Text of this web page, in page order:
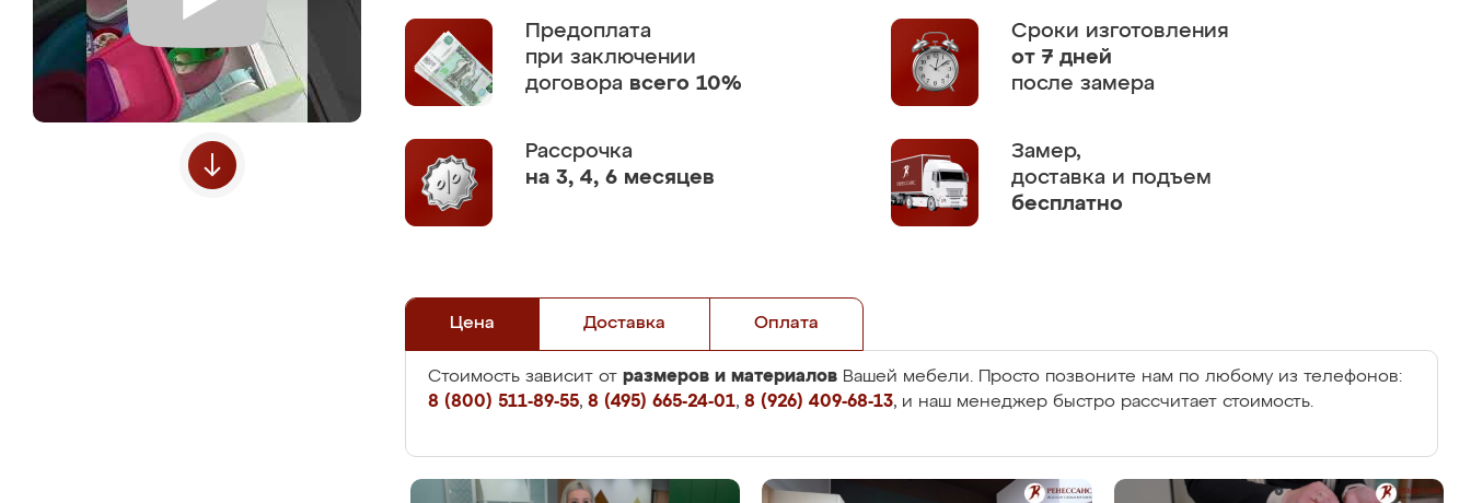
Предоплата
при заключении
договора всего 10%
Сроки изготовления
от 7 дней
после замера
Рассрочка
на 3, 4, 6 месяцев
Замер,
доставка и подъем
бесплатно
Цена Доставка Оплата
Стоимость зависит от размеров и материалов Вашей мебели. Просто позвоните нам по любому из телефонов:
8 (800) 511-89-55, 8 (495) 665-24-01, 8 (926) 409-68-13, и наш менеджер быстро рассчитает стоимость.